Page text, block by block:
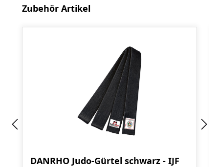
Produktgalerie überspringen
Zubehör Artikel
DANRHO Judo-Gürtel schwarz - IJF